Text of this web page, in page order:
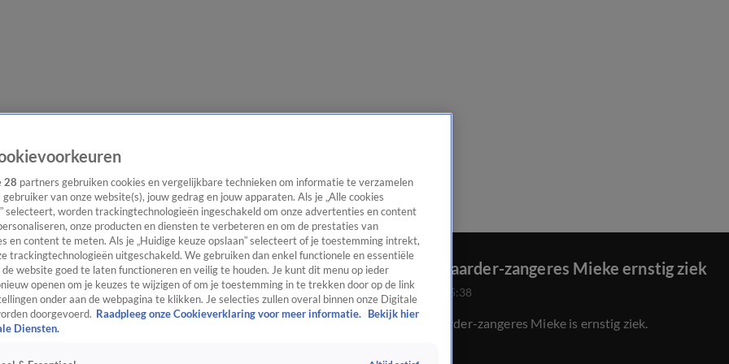
Engelbewaarder-zangeres Mieke ernstig ziek
8 mei 2025, 15:38
Engelbewaarder-zangeres Mieke is ernstig ziek.
28 partners gebruiken cookies en vergelijkbare technieken om informatie te verzamelen
gebruiker van onze website(s), jouw gedrag en jouw apparaten. Als je „Alle cookies
selecteert, worden trackingtechnologieën ingeschakeld om onze advertenties en content
onze producten en diensten te verbeteren en om de prestaties van
en content te meten. Als je „Huidige keuze opslaan” selecteert of je toestemming intrekt,
trackingtechnologieën uitgeschakeld. We gebruiken dan enkel functionele en essentiële
de website goed te laten functioneren en veilig te houden. Je kunt dit menu op ieder
openen om je keuzes te wijzigen of om je toestemming in te trekken door op de link
onder aan de webpagina te klikken. Je selecties zullen overal binnen onze Digitale
doorgevoerd. Raadpleeg onze Cookieverklaring voor meer informatie. Bekijk hier
Diensten.